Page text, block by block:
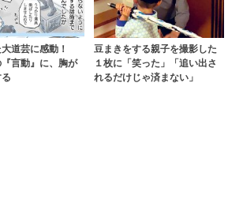
大道芸に感動！
言動』に、胸が
豆まきをする親子を撮影した
１枚に「笑った」「追い出さ
れるだけじゃ済まない」